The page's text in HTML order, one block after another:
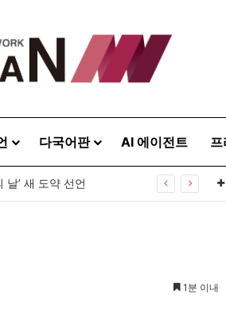
다국어판 AI 에이전트
’ 새 도약 선언
1분 이내